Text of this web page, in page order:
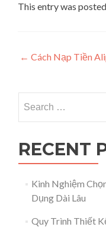
This entry was
Post
← Cách Nạp Tiền
RECENT
Kinh Nghiệm
Dụng Dài Lâu
Quy Trình Thiết